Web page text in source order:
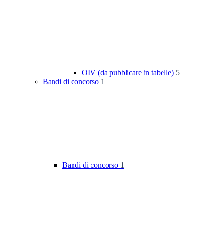
OIV (da pubblicare in tabelle) 5
Bandi di concorso 1
Bandi di concorso 1